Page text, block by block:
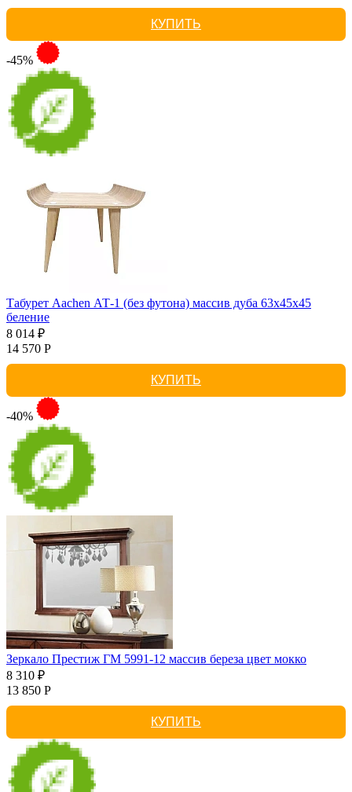
КУПИТЬ
-45%
Табурет Aachen АТ-1 (без футона) массив дуба 63х45х45
беление
8 014 ₽
14 570 Р
КУПИТЬ
-40%
Зеркало Престиж ГМ 5991-12 массив береза цвет мокко
8 310 ₽
13 850 Р
КУПИТЬ